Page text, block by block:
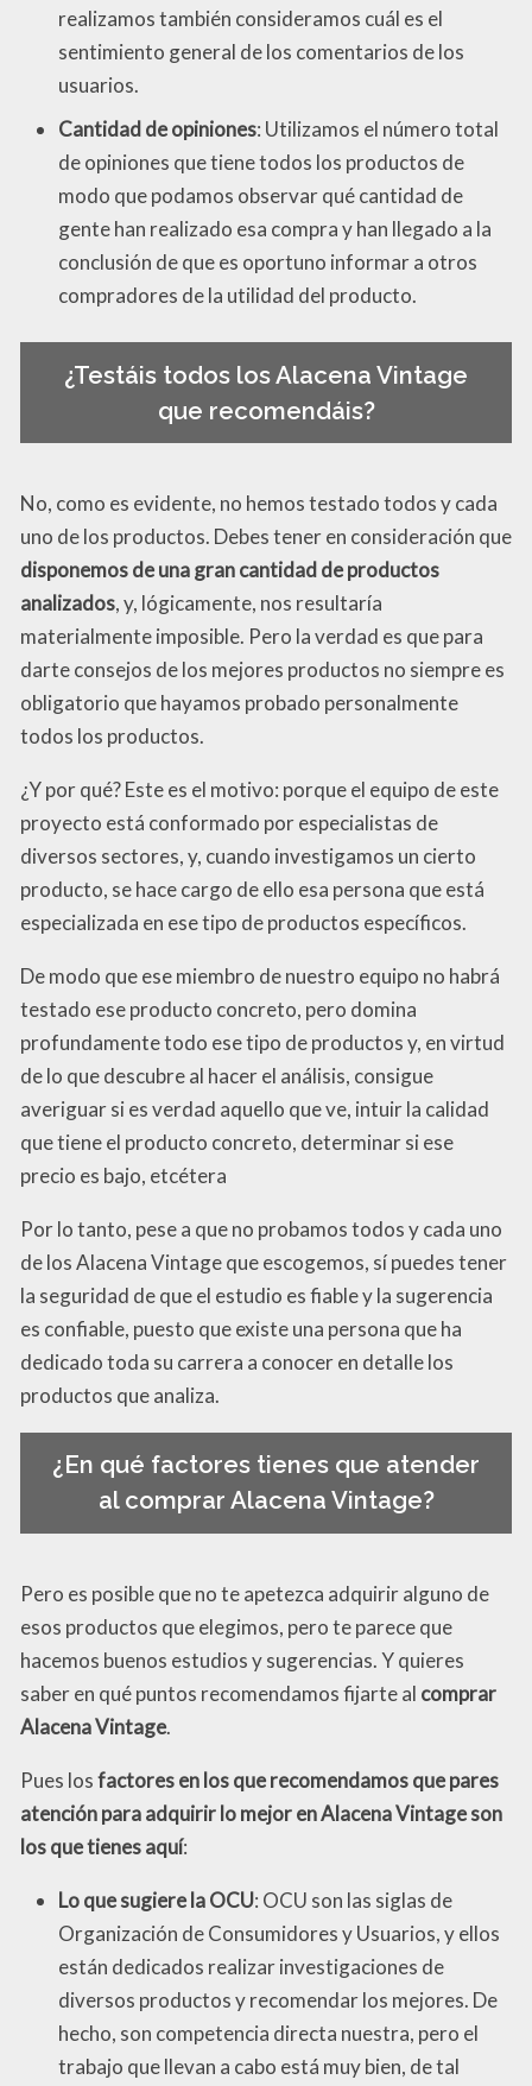
realizamos también consideramos cuál es el
sentimiento general de los comentarios de los
usuarios.
Cantidad de opiniones: Utilizamos el número total
de opiniones que tiene todos los productos de
modo que podamos observar qué cantidad de
gente han realizado esa compra y han llegado a la
conclusión de que es oportuno informar a otros
compradores de la utilidad del producto.
¿Testáis todos los Alacena Vintage
que recomendáis?
No, como es evidente, no hemos testado todos y cada
uno de los productos. Debes tener en consideración que
disponemos de una gran cantidad de productos
analizados, y, lógicamente, nos resultaría
materialmente imposible. Pero la verdad es que para
darte consejos de los mejores productos no siempre es
obligatorio que hayamos probado personalmente
todos los productos.
¿Y por qué? Este es el motivo: porque el equipo de este
proyecto está conformado por especialistas de
diversos sectores, y, cuando investigamos un cierto
producto, se hace cargo de ello esa persona que está
especializada en ese tipo de productos específicos.
De modo que ese miembro de nuestro equipo no habrá
testado ese producto concreto, pero domina
profundamente todo ese tipo de productos y, en virtud
de lo que descubre al hacer el análisis, consigue
averiguar si es verdad aquello que ve, intuir la calidad
que tiene el producto concreto, determinar si ese
precio es bajo, etcétera
Por lo tanto, pese a que no probamos todos y cada uno
de los Alacena Vintage que escogemos, sí puedes tener
la seguridad de que el estudio es fiable y la sugerencia
es confiable, puesto que existe una persona que ha
dedicado toda su carrera a conocer en detalle los
productos que analiza.
¿En qué factores tienes que atender
al comprar Alacena Vintage?
Pero es posible que no te apetezca adquirir alguno de
esos productos que elegimos, pero te parece que
hacemos buenos estudios y sugerencias. Y quieres
saber en qué puntos recomendamos fijarte al comprar
Alacena Vintage.
Pues losfactores en los que recomendamos que pares
atención para adquirir lo mejor en Alacena Vintage son
los que tienes aquí:
Lo que sugiere la OCU: OCU son las siglas de
Organización de Consumidores y Usuarios, y ellos
están dedicados realizar investigaciones de
diversos productos y recomendar los mejores. De
hecho, son competencia directa nuestra, pero el
trabajo que llevan a cabo está muy bien, de tal